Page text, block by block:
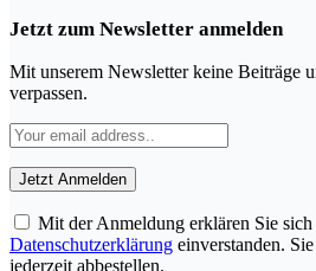
Jetzt zum Newsletter anmelden
Mit unserem Newsletter keine Beiträge
verpassen.
Mit der Anmeldung erklären Sie sich
Datenschutzerklärung einverstanden.
jederzeit abbestellen.